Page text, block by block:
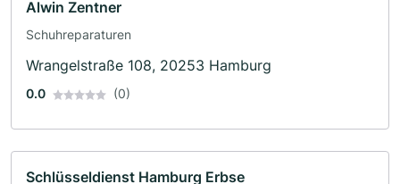
Alwin Zentner
Schuhreparaturen
Wrangelstraße 108, 20253 Hamburg
0.0 (0)
Schlüsseldienst Hamburg Erbse